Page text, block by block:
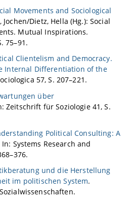
Movements and Sociological
Jochen/Dietz, Hella (Hg.): Social
Mutual Inspirations.
75–91.
Clientelism and Democracy.
Internal Differentiation of the
57, S. 207–221.
über
Zeitschrift für Soziologie 41, S.
Political Consulting: A
In: Systems Research and
und die Herstellung
im politischen System.